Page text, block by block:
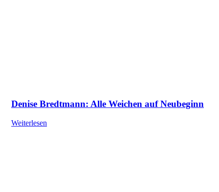
Denise Bredtmann: Alle Weichen auf Neubeginn
Weiterlesen